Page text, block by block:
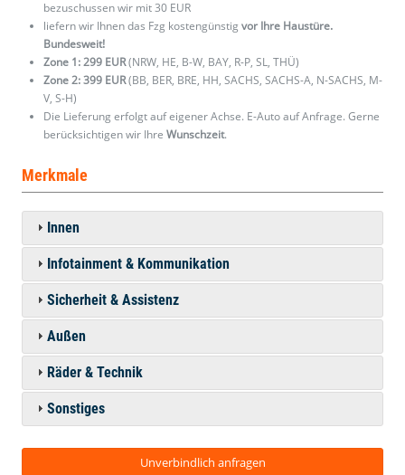
bezuschussen wir mit 30 EUR
liefern wir Ihnen das Fzg kostengünstig vor Ihre Haustüre.
Bundesweit!
Zone 1: 299 EUR(NRW, HE, B-W, BAY, R-P, SL, THÜ)
Zone 2: 399 EUR(BB, BER, BRE, HH, SACHS, SACHS-A, N-SACHS, M-
V, S-H)
Die Lieferung erfolgt auf eigener Achse. E-Auto auf Anfrage. Gerne
berücksichtigen wir Ihre Wunschzeit.
Merkmale
Innen
Infotainment & Kommunikation
Sicherheit & Assistenz
Außen
Räder & Technik
Sonstiges
Unverbindlich anfragen